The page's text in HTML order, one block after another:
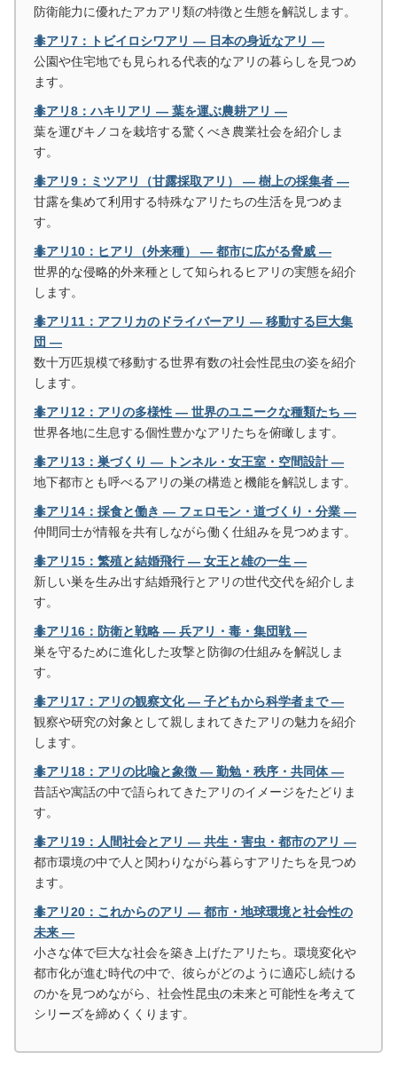
防衛能力に優れたアカアリ類の特徴と生態を解説します。
🐜アリ7：トビイロシワアリ ― 日本の身近なアリ ―
公園や住宅地でも見られる代表的なアリの暮らしを見つめ
ます。
🐜アリ8：ハキリアリ ― 葉を運ぶ農耕アリ ―
葉を運びキノコを栽培する驚くべき農業社会を紹介しま
す。
🐜アリ9：ミツアリ（甘露採取アリ） ― 樹上の採集者 ―
甘露を集めて利用する特殊なアリたちの生活を見つめま
す。
🐜アリ10：ヒアリ（外来種） ― 都市に広がる脅威 ―
世界的な侵略的外来種として知られるヒアリの実態を紹介
します。
🐜アリ11：アフリカのドライバーアリ ― 移動する巨大集
団 ―
数十万匹規模で移動する世界有数の社会性昆虫の姿を紹介
します。
🐜アリ12：アリの多様性 ― 世界のユニークな種類たち ―
世界各地に生息する個性豊かなアリたちを俯瞰します。
🐜アリ13：巣づくり ― トンネル・女王室・空間設計 ―
地下都市とも呼べるアリの巣の構造と機能を解説します。
🐜アリ14：採食と働き ― フェロモン・道づくり・分業 ―
仲間同士が情報を共有しながら働く仕組みを見つめます。
🐜アリ15：繁殖と結婚飛行 ― 女王と雄の一生 ―
新しい巣を生み出す結婚飛行とアリの世代交代を紹介しま
す。
🐜アリ16：防衛と戦略 ― 兵アリ・毒・集団戦 ―
巣を守るために進化した攻撃と防御の仕組みを解説しま
す。
🐜アリ17：アリの観察文化 ― 子どもから科学者まで ―
観察や研究の対象として親しまれてきたアリの魅力を紹介
します。
🐜アリ18：アリの比喩と象徴 ― 勤勉・秩序・共同体 ―
昔話や寓話の中で語られてきたアリのイメージをたどりま
す。
🐜アリ19：人間社会とアリ ― 共生・害虫・都市のアリ ―
都市環境の中で人と関わりながら暮らすアリたちを見つめ
ます。
🐜アリ20：これからのアリ ― 都市・地球環境と社会性の
未来 ―
小さな体で巨大な社会を築き上げたアリたち。環境変化や
都市化が進む時代の中で、彼らがどのように適応し続ける
のかを見つめながら、社会性昆虫の未来と可能性を考えて
シリーズを締めくくります。